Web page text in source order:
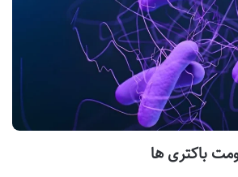
باکتری ها